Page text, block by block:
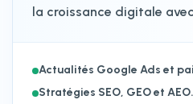
la croissance digitale
Actualités Google Ads et
Stratégies SEO, GEO et AEO.